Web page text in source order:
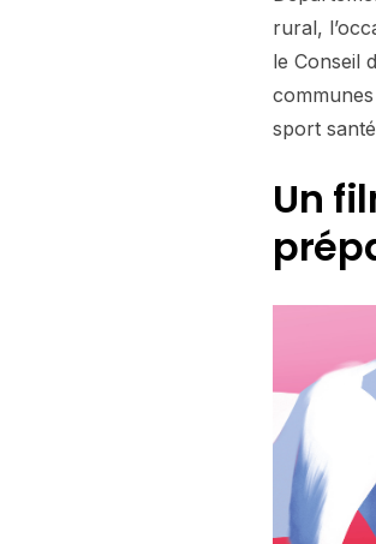
rural,
le Conseil
sport
Un